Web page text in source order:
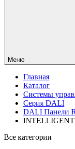
Меню
Главная
Каталог
Системы
Серия DALI
DALI Панели
INTELLIGENT
Все категории